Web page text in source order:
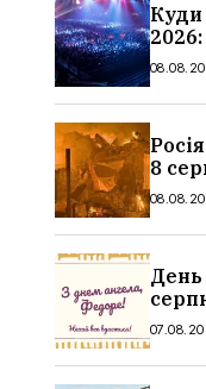
Куди
8
троє
День
прозі